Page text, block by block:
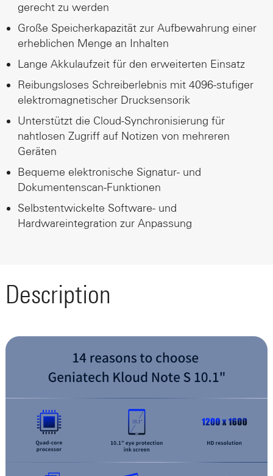
gerecht zu werden
Große Speicherkapazität zur Aufbewahrung einer
erheblichen Menge an Inhalten
Lange Akkulaufzeit für den erweiterten Einsatz
Reibungsloses Schreiberlebnis mit 4096-stufiger
elektromagnetischer Drucksensorik
Unterstützt die Cloud-Synchronisierung für
nahtlosen Zugriff auf Notizen von mehreren
Geräten
Bequeme elektronische Signatur- und
Dokumentenscan-Funktionen
Selbstentwickelte Software- und
Hardwareintegration zur Anpassung
Description